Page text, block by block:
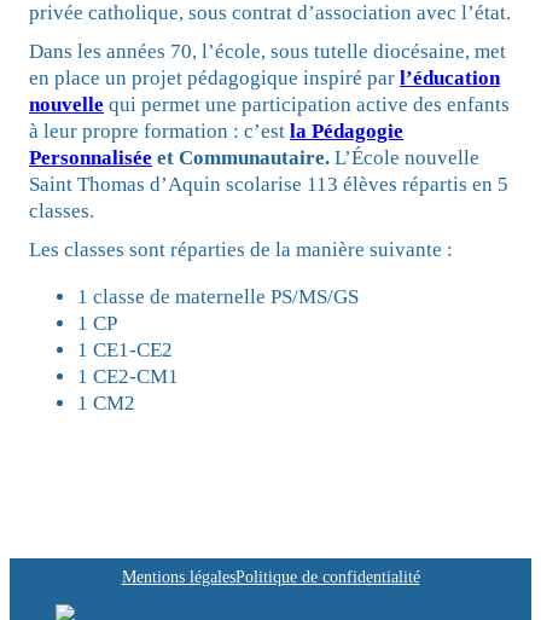
privée catholique, sous contrat d’association avec l’état.
Dans les années 70, l’école, sous tutelle diocésaine, met
en place un projet pédagogique inspiré par l’éducation
nouvelle qui permet une participation active des enfants
à leur propre formation : c’est la Pédagogie
Personnalisée et Communautaire. L’École nouvelle
Saint Thomas d’Aquin scolarise 113 élèves répartis en 5
classes.
Les classes sont réparties de la manière suivante :
1 classe de maternelle PS/MS/GS
1 CP
1 CE1-CE2
1 CE2-CM1
1 CM2
Mentions légalesPolitique de confidentialité